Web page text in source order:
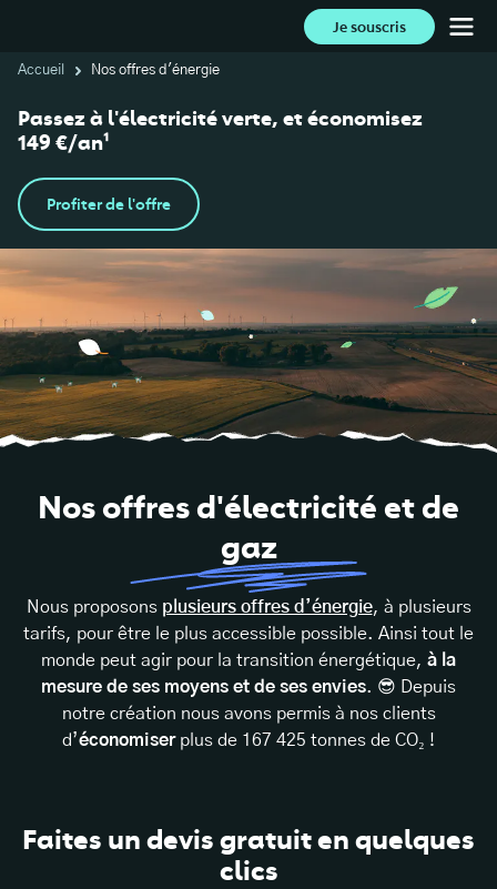
Je souscris
Accueil Nos offres d'énergie
Passez à l'électricité verte, et économisez
149 €/an¹
Profiter de l'offre
Nos offresd'électricité etde
gaz
Nous proposons plusieurs offres d’énergie, à plusieurs
tarifs, pour être le plus accessible possible. Ainsi tout le
monde peut agir pour la transition énergétique, à la
mesure de ses moyens et de ses envies. 😎 Depuis
notre création nous avons permis à nos clients
d’économiser plus de 167 425 tonnes de CO₂ !
Faites un devis gratuit en quelques
clics